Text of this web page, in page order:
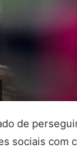
de
sociais com